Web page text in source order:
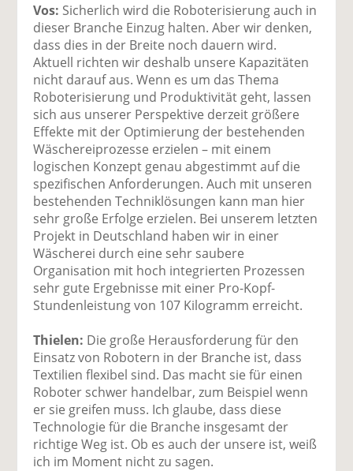
Vos: Sicherlich wird die Roboterisierung auch in
dieser Branche Einzug halten. Aber wir denken,
dass dies in der Breite noch dauern wird.
Aktuell richten wir deshalb unsere Kapazitäten
nicht darauf aus. Wenn es um das Thema
Roboterisierung und Produktivität geht, lassen
sich aus unserer Perspektive derzeit größere
Effekte mit der Optimierung der bestehenden
Wäschereiprozesse erzielen – mit einem
logischen Konzept genau abgestimmt auf die
spezifischen Anforderungen. Auch mit unseren
bestehenden Techniklösungen kann man hier
sehr große Erfolge erzielen. Bei unserem letzten
Projekt in Deutschland haben wir in einer
Wäscherei durch eine sehr saubere
Organisation mit hoch integrierten Prozessen
sehr gute Ergebnisse mit einer Pro-Kopf-
Stundenleistung von 107 Kilogramm erreicht.
Thielen: Die große Herausforderung für den
Einsatz von Robotern in der Branche ist, dass
Textilien flexibel sind. Das macht sie für einen
Roboter schwer handelbar, zum Beispiel wenn
er sie greifen muss. Ich glaube, dass diese
Technologie für die Branche insgesamt der
richtige Weg ist. Ob es auch der unsere ist, weiß
ich im Moment nicht zu sagen.